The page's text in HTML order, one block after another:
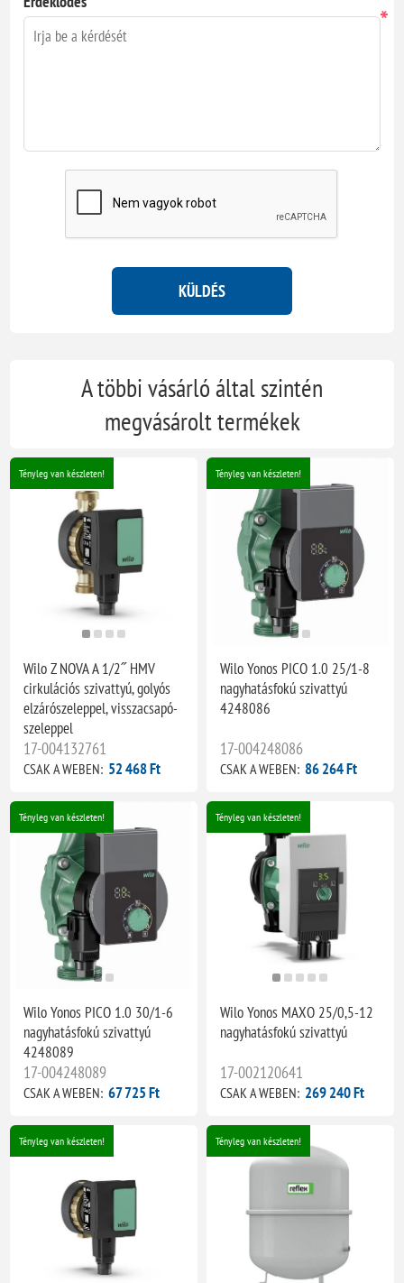
*
KÜLDÉS
A többi vásárló által szintén
megvásárolt termékek
Tényleg van készleten!
Wilo Z NOVA A 1/2˝ HMV
cirkulációs szivattyú, golyós
elzárószeleppel, visszacsapó-
szeleppel
17-004132761
CSAK A WEBEN: 52 468 Ft
Tényleg van készleten!
Wilo Yonos PICO 1.0 25/1-8
nagyhatásfokú szivattyú
4248086
17-004248086
CSAK A WEBEN: 86 264 Ft
Tényleg van készleten!
Wilo Yonos PICO 1.0 30/1-6
nagyhatásfokú szivattyú
4248089
17-004248089
CSAK A WEBEN: 67 725 Ft
Tényleg van készleten!
Wilo Yonos MAXO 25/0,5-12
nagyhatásfokú szivattyú
17-002120641
CSAK A WEBEN: 269 240 Ft
Tényleg van készleten! Tényleg van készleten!